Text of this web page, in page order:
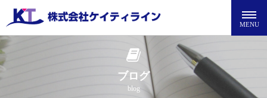
ブログ
blog